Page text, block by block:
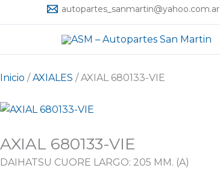
al
autopartes_sanmartin@yahoo.com.ar
Inicio /AXIALES / AXIAL 680133-VIE
AXIAL 680133-VIE
DAIHATSU CUORE LARGO: 205 MM. (A)